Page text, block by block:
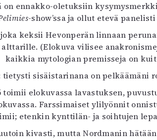
on ennakko-oletuksiin
-show’ssa ja ollut etevä
keksii Hevonperän linnaan
(Elokuva vilisee
kaikkia mytologian premisseja on
tietysti sisäistarinana on pelkäämäni
elokuvassa lavastuksen,
Farssimaiset ylilyönnit
etenkin kynttilän- ja soihtujen
kivasti, mutta Nordmanin